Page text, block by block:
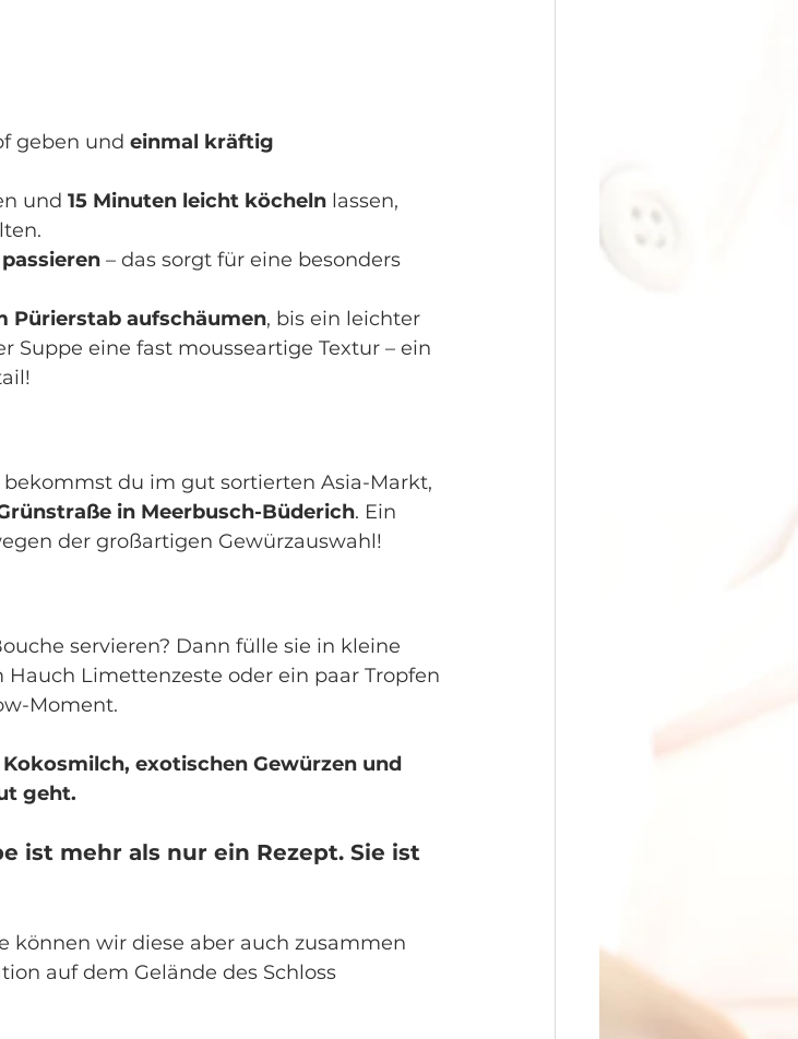
geben und einmal kräftig
und 15 Minuten leicht köcheln lassen,
– das sorgt für eine besonders
Pürierstab aufschäumen, bis ein leichter
Suppe eine fast mousseartige Textur – ein
du im gut sortierten Asia-Markt,
in Meerbusch-Büderich. Ein
der großartigen Gewürzauswahl!
servieren? Dann fülle sie in kleine
Limettenzeste oder ein paar Tropfen
Moment.
exotischen Gewürzen und
geht.
ist mehr als nur ein Rezept. Sie ist
können wir diese aber auch zusammen
auf dem Gelände des Schloss